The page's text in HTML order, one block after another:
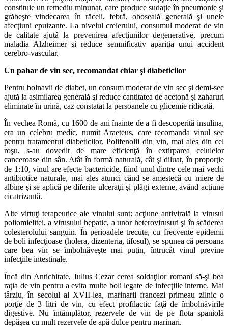
constituie un remediu minunat, care produce sudaţie în pneumonie şi
grăbeşte vindecarea în răceli, febră, oboseală generală şi unele
afecţiuni epuizante. La nivelul creierului, consumul moderat de vin
de calitate ajută la prevenirea afecţiunilor degenerative, precum
maladia Alzheimer şi reduce semnificativ apariţia unui accident
cerebro-vascular.
Un pahar de vin sec, recomandat chiar şi diabeticilor
Pentru bolnavii de diabet, un consum moderat de vin sec şi demi-sec
ajută la asimilarea generală şi reduce cantitatea de acetonă şi zaharuri
eliminate în urină, caz constatat la persoanele cu glicemie ridicată.
În vechea Romă, cu 1600 de ani înainte de a fi descoperită insulina,
era un celebru medic, numit Araeteus, care recomanda vinul sec
pentru tratamentul diabeticilor. Polifenolii din vin, mai ales din cel
roşu, s-au dovedit de mare eficienţă în extirparea celulelor
canceroase din sân. Atât în formă naturală, cât şi diluat, în proporţie
de 1:10, vinul are efecte bactericide, fiind unul dintre cele mai vechi
antibiotice naturale, mai ales atunci când se amestecă cu miere de
albine şi se aplică pe diferite ulceraţii şi plăgi externe, având acţiune
cicatrizantă.
Alte virtuţi terapeutice ale vinului sunt: acţiune antivirală la virusul
poliomielitei, a virusului hepatic, a unor heterovirusuri şi în scăderea
colesterolului sanguin. În perioadele trecute, cu frecvente epidemii
de boli infecţioase (holera, dizenteria, tifosul), se spunea că persoana
care bea vin se îmbolnăveşte mai puţin, întrucât vinul previne
infecţiile intestinale.
Încă din Antichitate, Iulius Cezar cerea soldaţilor romani să-şi bea
raţia de vin pentru a evita multe boli legate de infecţiile interne. Mai
târziu, în secolul al XVII-lea, marinarii francezi primeau zilnic o
porţie de 3 litri de vin, cu efect profilactic faţă de îmbolnăvirile
digestive. Nu întâmplător, rezervele de vin de pe flota spaniolă
depăşea cu mult rezervele de apă dulce pentru marinari.